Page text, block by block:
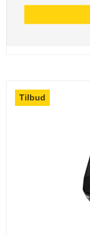
Tilbud